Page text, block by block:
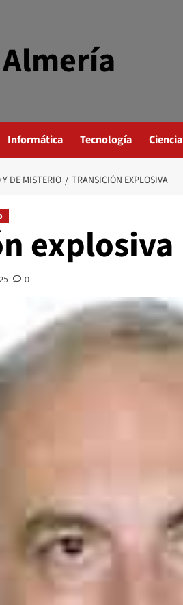
Informática Tecnología Ciencia
DE MISTERIO TRANSICIÓN EXPLOSIVA
explosiva
0